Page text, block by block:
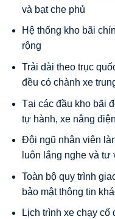
và bạt che phủ
Hệ thống kho bãi
rộng
Trải dài theo trục
đều có chành xe
Tại các đầu kho bãi
tự hành, xe nâng
Đội ngũ nhân viên
luôn lắng nghe và tư
Toàn bộ quy trình
bảo mật thông tin
Lịch trình xe chạy